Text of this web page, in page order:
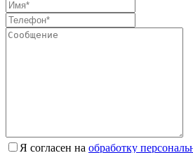
Я согласен на обработку